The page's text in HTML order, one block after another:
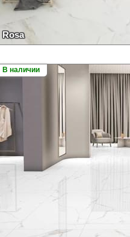
Rosa
В наличии